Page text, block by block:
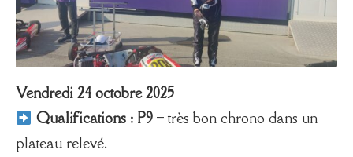
Vendredi 24 octobre 2025
Qualifications : P9– très bon chrono dans un
plateau relevé.